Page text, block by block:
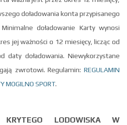
doładowania konta przypisanego
doładowanie Karty wynosi
jej ważności o 12 miesięcy, licząc od
daty doładowania. Niewykorzystane
zwrotowi. Regulamin: REGULAMIN
MOGILNO SPORT.
KRYTEGO LODOWISKA W